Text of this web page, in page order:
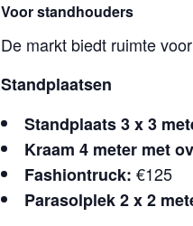
Voor standhouders
De markt biedt ruimte
Standplaatsen
Standplaats 3 x 3
Kraam 4 meter met
Fashiontruck: €125
Parasolplek 2 x 2